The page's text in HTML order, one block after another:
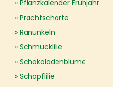
Pflanzkalender Frühjahr
Prachtscharte
Ranunkeln
Schmucklilie
Schokoladenblume
Schopflilie